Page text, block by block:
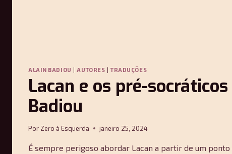
ALAIN BADIOU |AUTORES |TRADUÇÕES
Lacan e os pré-
Badiou
Por Zero à Esquerda janeiro 25, 2024
É sempre perigoso abordar Lacan a partir de um